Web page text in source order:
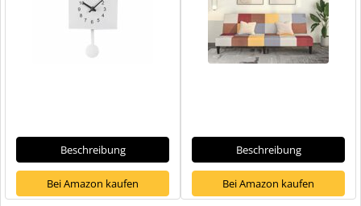
Beschreibung
Bei Amazon kaufen
Beschreibung
Bei Amazon kaufen